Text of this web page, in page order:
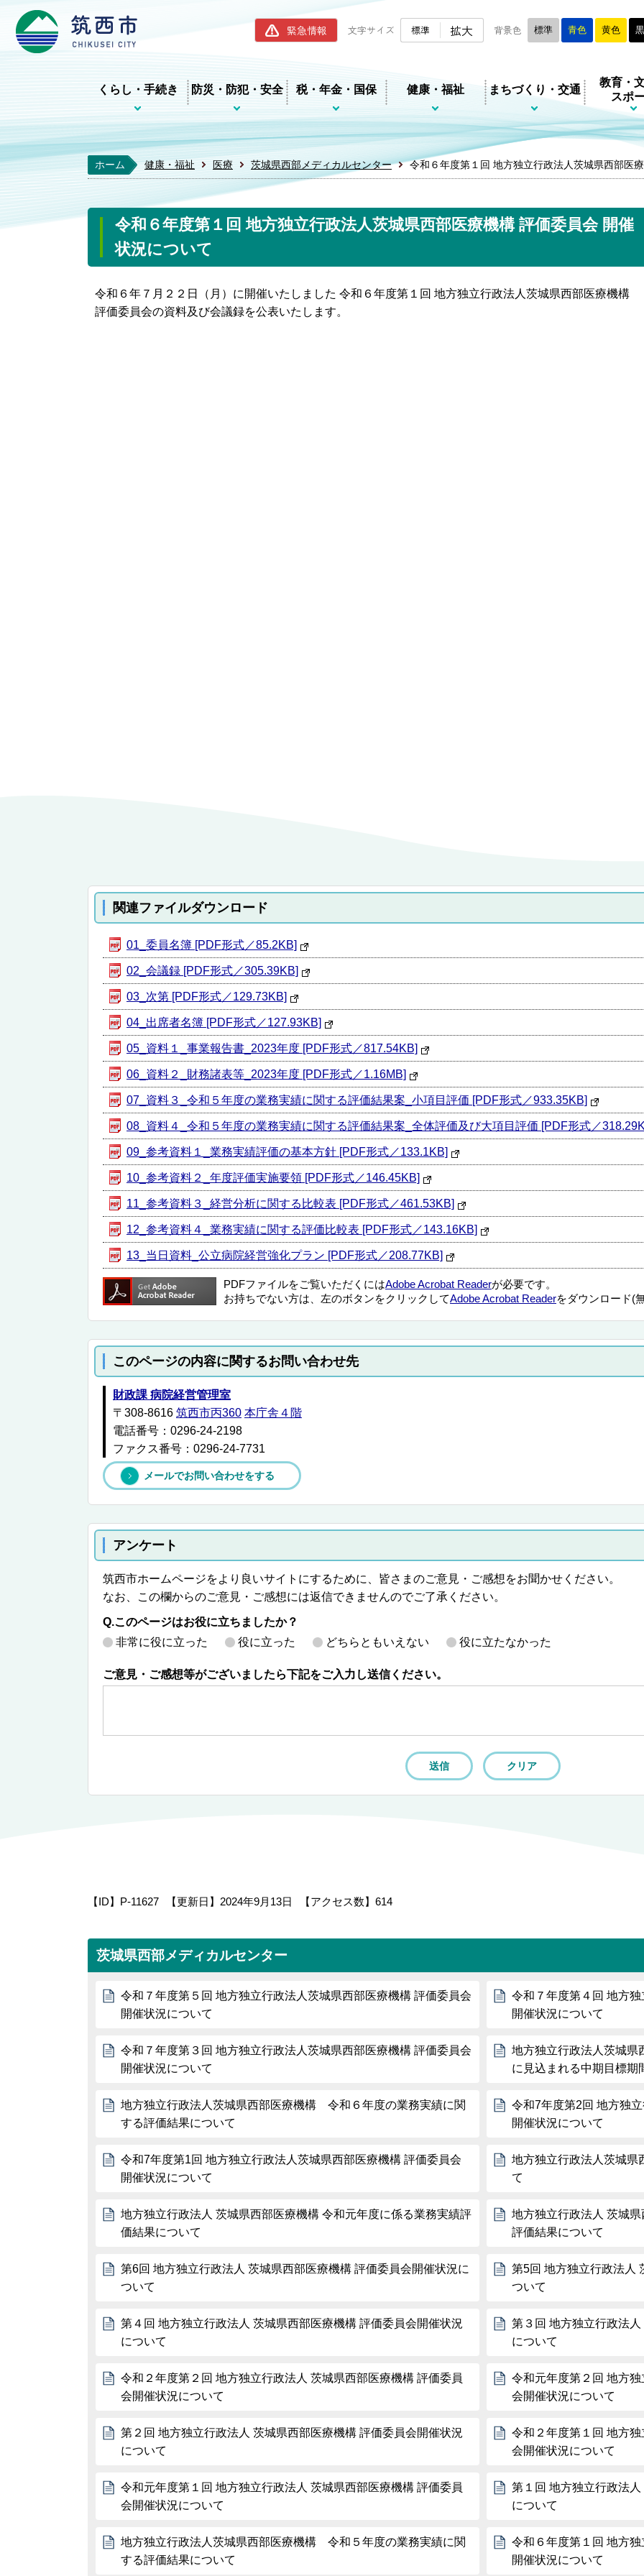
筑西市ホームページ
緊急情報 文字サイズ 標準 拡大 背景色 標準 青色 黄色
くらし・手続き 防災・防犯・安全 税・年金・国保 健康・福祉 まちづくり・交通
教育・
スポ
ホーム 健康・福祉 医療 茨城県西部メディカルセンター 令和６年度第１回 地方独立行政法人茨城県西部医
令和６年度第１回 地方独立行政法人茨城県西部医療機構 評価委員会 開催
状況について
令和６年７月２２日（月）に開催いたしました 令和６年度第１回 地方独立行政法人茨城県西部医療機構
評価委員会の資料及び会議録を公表いたします。
関連ファイルダウンロード
01_委員名簿 [PDF形式／85.2KB]
02_会議録 [PDF形式／305.39KB]
03_次第 [PDF形式／129.73KB]
04_出席者名簿 [PDF形式／127.93KB]
05_資料１_事業報告書_2023年度 [PDF形式／817.54KB]
06_資料２_財務諸表等_2023年度 [PDF形式／1.16MB]
07_資料３_令和５年度の業務実績に関する評価結果案_小項目評価 [PDF形式／933.35KB]
08_資料４_令和５年度の業務実績に関する評価結果案_全体評価及び大項目評価 [PDF形式／
09_参考資料１_業務実績評価の基本方針 [PDF形式／133.1KB]
10_参考資料２_年度評価実施要領 [PDF形式／146.45KB]
11_参考資料３_経営分析に関する比較表 [PDF形式／461.53KB]
12_参考資料４_業務実績に関する評価比較表 [PDF形式／143.16KB]
13_当日資料_公立病院経営強化プラン [PDF形式／208.77KB]
PDFファイルをご覧いただくにはAdobe Acrobat Readerが必要です。
お持ちでない方は、左のボタンをクリックしてAdobe Acrobat Readerをダウンロード(
このページの内容に関するお問い合わせ先
財政課 病院経営管理室
〒308-8616 筑西市丙360 本庁舎４階
電話番号：0296-24-2198
ファクス番号：0296-24-7731
メールでお問い合わせをする
アンケート
筑西市ホームページをより良いサイトにするために、皆さまのご意見・ご感想をお聞かせください。
なお、この欄からのご意見・ご感想には返信できませんのでご了承ください。
Q.このページはお役に立ちましたか？
非常に役に立った
役に立った どちらともいえない 役に立たなかった
ご意見・ご感想等がございましたら下記をご入力し送信ください。
【ID】 P-11627 【更新日】 2024年9月13日 【アクセス数】 614
茨城県西部メディカルセンター
令和７年度第５回 地方独立行政法人茨城県西部医療機構 評価委員会
開催状況について
令和７年度第４回 地方
開催状況について
令和７年度第３回 地方独立行政法人茨城県西部医療機構 評価委員会
開催状況について
地方独立行政法人茨城
に見込まれる中期目標期
地方独立行政法人茨城県西部医療機構 令和６年度の業務実績に関
する評価結果について
令和7年度第2回 地方独
開催状況について
令和7年度第1回 地方独立行政法人茨城県西部医療機構 評価委員会
開催状況について
地方独立行政法人茨城県
て
地方独立行政法人 茨城県西部医療機構 令和元年度に係る業務実績評
価結果について
地方独立行政法人 茨城
評価結果について
第6回 地方独立行政法人 茨城県西部医療機構 評価委員会開催状況に
ついて
第5回 地方独立行政法人
ついて
第４回 地方独立行政法人 茨城県西部医療機構 評価委員会開催状況
について
第３回 地方独立行政法
について
令和２年度第２回 地方独立行政法人 茨城県西部医療機構 評価委員
会開催状況について
令和元年度第２回 地方
会開催状況について
第２回 地方独立行政法人 茨城県西部医療機構 評価委員会開催状況
について
令和２年度第１回 地方
会開催状況について
令和元年度第１回 地方独立行政法人 茨城県西部医療機構 評価委員
会開催状況について
第１回 地方独立行政法
について
地方独立行政法人茨城県西部医療機構 令和５年度の業務実績に関
する評価結果について
令和６年度第１回 地方
開催状況について